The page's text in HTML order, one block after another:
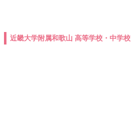
近畿大学附属和歌山 高等学校・中学校